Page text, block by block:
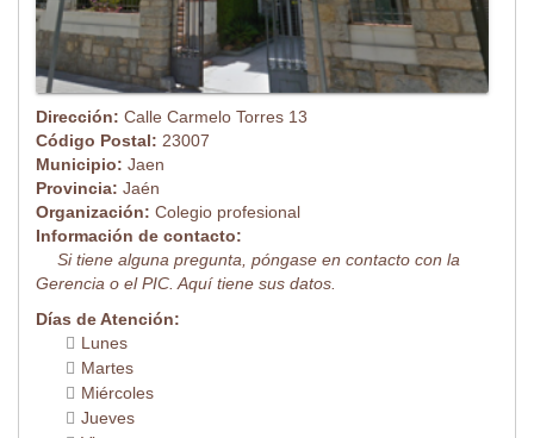
Dirección: Calle Carmelo Torres 13
Código Postal: 23007
Municipio: Jaen
Provincia: Jaén
Organización: Colegio profesional
Información de contacto:
Si tiene alguna pregunta, póngase en contacto con la
Gerencia o el PIC. Aquí tiene sus datos.
Días de Atención:
Lunes
Martes
Miércoles
Jueves